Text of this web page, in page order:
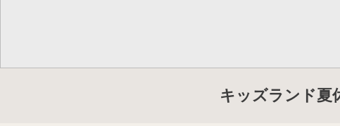
キッズランド夏